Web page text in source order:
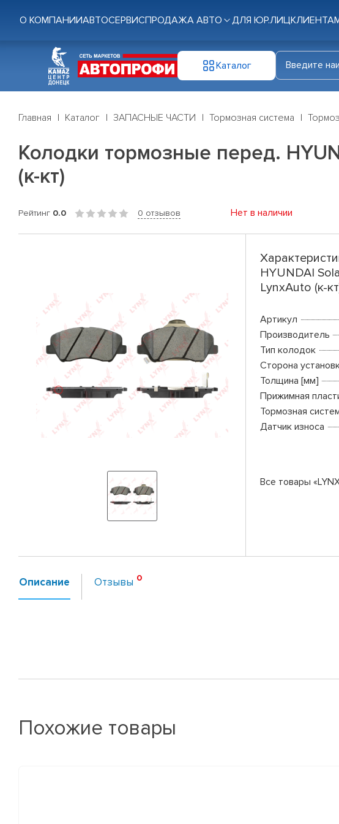
О КОМПАНИИАВТОСЕРВИСПРОДАЖА АВТО ДЛЯ ЮР.ЛИЦ
Каталог
Главная Каталог ЗАПАСНЫЕ ЧАСТИ Тормозная система
Колодки тормозные перед.
(к-кт)
Рейтинг 0.0 0 отзывов Нет в наличии
HYUNDAI
LynxAuto (к-
Артикул
Производитель
Тип колодок
Сторона
Толщина [мм]
Прижимная
Тормозная
Датчик износа
Все товары
Описание Отзывы
Похожие товары